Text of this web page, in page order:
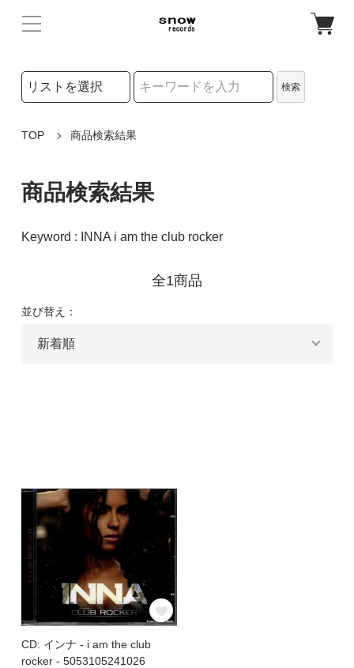
検索リストの選択
検索
TOP 商品検索結果
商品検索結果
Keyword : INNA i am the club rocker
全1商品
並び替え：
CD: インナ - i am the club
rocker - 5053105241026